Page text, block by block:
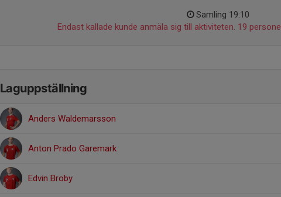
Samling 19:10
Endast kallade kunde anmäla sig till aktiviteten. 19
Laguppställning
Anders Waldemarsson
Anton Prado Garemark
Edvin Broby